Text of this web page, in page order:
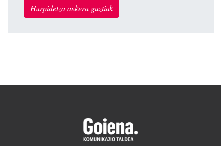
Harpidetza aukera guztiak